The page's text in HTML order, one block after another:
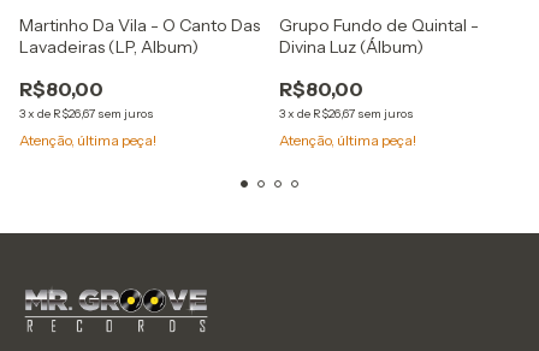
Martinho Da Vila - O Canto Das
Lavadeiras (LP, Album)
R$80,00
3x de R$26,67 sem juros
Atenção, última peça!
Grupo Fundo de Quintal -
Divina Luz (Álbum)
R$80,00
3x de R$26,67 sem juros
Atenção, última peça!